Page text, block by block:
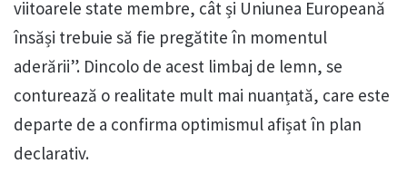
viitoarele state membre, cât și Uniunea Europeană
însăși trebuie să fie pregătite în momentul
aderării”. Dincolo de acest limbaj de lemn, se
conturează o realitate mult mai nuanțată, care este
departe de a confirma optimismul afișat în plan
declarativ.